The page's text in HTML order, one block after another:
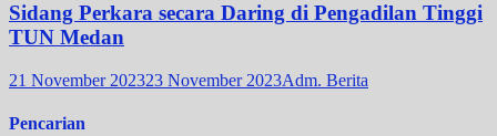
Sidang Perkara secara Daring di Pengadilan Tinggi
TUN Medan
21 November 202323 November 2023Adm. Berita
Pencarian